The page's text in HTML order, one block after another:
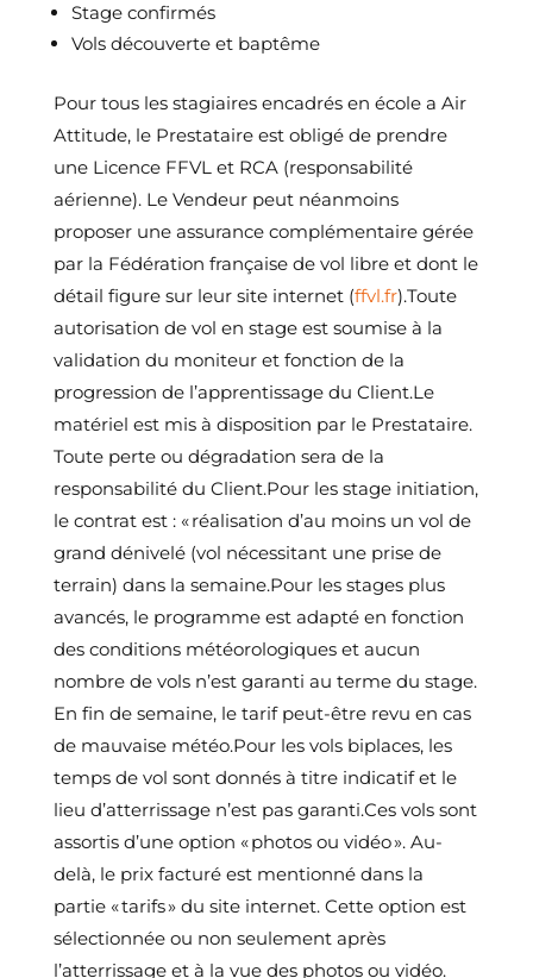
Stage confirmés
Vols découverte et baptême
Pour tous les stagiaires encadrés en école a Air
Attitude, le Prestataire est obligé de prendre
une Licence FFVL et RCA (responsabilité
aérienne). Le Vendeur peut néanmoins
proposer une assurance complémentaire gérée
par la Fédération française de vol libre et dont le
détail figure sur leur site internet (ffvl.fr).Toute
autorisation de vol en stage est soumise à la
validation du moniteur et fonction de la
progression de l’apprentissage du Client.Le
matériel est mis à disposition par le Prestataire.
Toute perte ou dégradation sera de la
responsabilité du Client.Pour les stage initiation,
le contrat est : « réalisation d’au moins un vol de
grand dénivelé (vol nécessitant une prise de
terrain) dans la semaine.Pour les stages plus
avancés, le programme est adapté en fonction
des conditions météorologiques et aucun
nombre de vols n’est garanti au terme du stage.
En fin de semaine, le tarif peut-être revu en cas
de mauvaise météo.Pour les vols biplaces, les
temps de vol sont donnés à titre indicatif et le
lieu d’atterrissage n’est pas garanti.Ces vols sont
assortis d’une option « photos ou vidéo ». Au-
delà, le prix facturé est mentionné dans la
partie « tarifs » du site internet. Cette option est
sélectionnée ou non seulement après
l’atterrissage et à la vue des photos ou vidéo.